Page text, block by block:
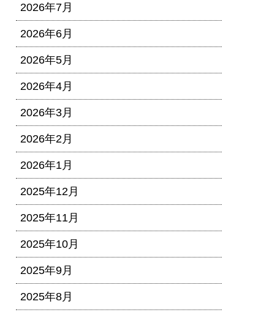
2026年7月
2026年6月
2026年5月
2026年4月
2026年3月
2026年2月
2026年1月
2025年12月
2025年11月
2025年10月
2025年9月
2025年8月